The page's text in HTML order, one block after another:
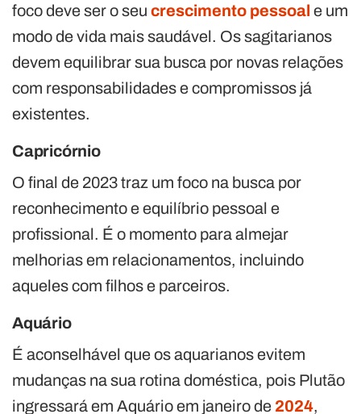
foco deve ser o seu crescimento pessoal e um
modo de vida mais saudável. Os sagitarianos
devem equilibrar sua busca por novas relações
com responsabilidades e compromissos já
existentes.
Capricórnio
O final de 2023 traz um foco na busca por
reconhecimento e equilíbrio pessoal e
profissional. É o momento para almejar
melhorias em relacionamentos, incluindo
aqueles com filhos e parceiros.
Aquário
É aconselhável que os aquarianos evitem
mudanças na sua rotina doméstica, pois Plutão
ingressará em Aquário em janeiro de 2024,